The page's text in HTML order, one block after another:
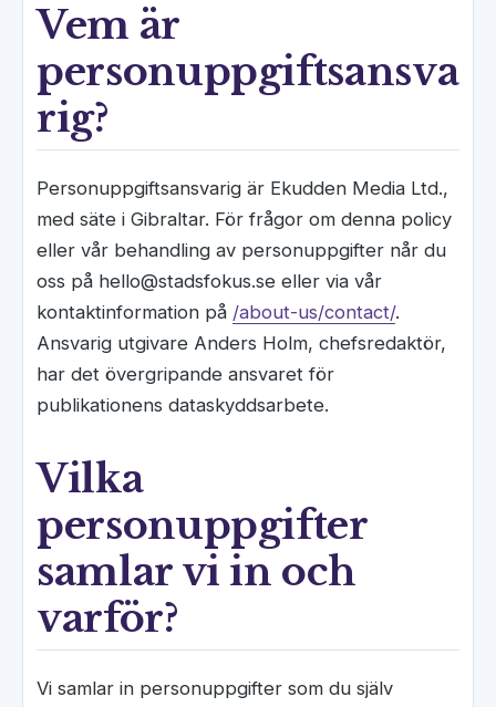
Vem är
personuppgiftsansva
rig?
Personuppgiftsansvarig är Ekudden Media Ltd.,
med säte i Gibraltar. För frågor om denna policy
eller vår behandling av personuppgifter når du
oss på hello@stadsfokus.se eller via vår
kontaktinformation på /about-us/contact/.
Ansvarig utgivare Anders Holm, chefsredaktör,
har det övergripande ansvaret för
publikationens dataskyddsarbete.
Vilka
personuppgifter
samlar vi in och
varför?
Vi samlar in personuppgifter som du själv